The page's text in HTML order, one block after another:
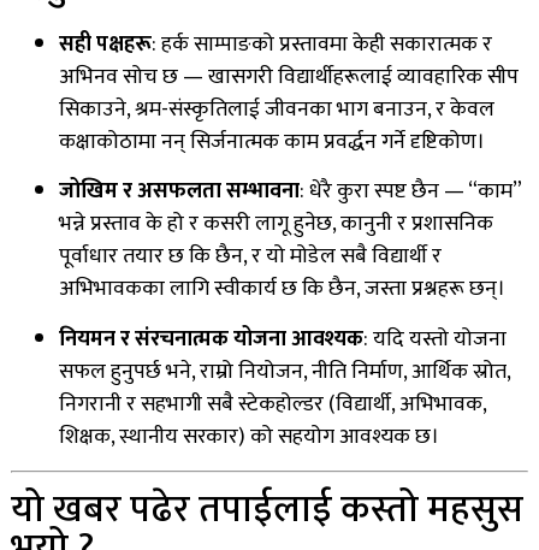
सही पक्षहरू: हर्क साम्पाङको प्रस्तावमा केही सकारात्मक र
अभिनव सोच छ — खासगरी विद्यार्थीहरूलाई व्यावहारिक सीप
सिकाउने, श्रम-संस्कृतिलाई जीवनका भाग बनाउन, र केवल
कक्षाकोठामा नन् सिर्जनात्मक काम प्रवर्द्धन गर्ने दृष्टिकोण।
जोखिम र असफलता सम्भावना: धेरै कुरा स्पष्ट छैन — “काम”
भन्ने प्रस्ताव के हो र कसरी लागू हुनेछ, कानुनी र प्रशासनिक
पूर्वाधार तयार छ कि छैन, र यो मोडेल सबै विद्यार्थी र
अभिभावकका लागि स्वीकार्य छ कि छैन, जस्ता प्रश्नहरू छन्।
नियमन र संरचनात्मक योजना आवश्यक: यदि यस्तो योजना
सफल हुनुपर्छ भने, राम्रो नियोजन, नीति निर्माण, आर्थिक स्रोत,
निगरानी र सहभागी सबै स्टेकहोल्डर (विद्यार्थी, अभिभावक,
शिक्षक, स्थानीय सरकार) को सहयोग आवश्यक छ।
यो खबर पढेर तपाईलाई कस्तो महसुस